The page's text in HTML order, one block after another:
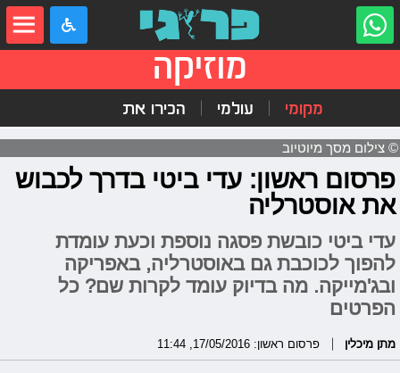
מוזיקה
מקומי עולמי הכירו את
© צילום מסך מיוטיוב
פרסום ראשון: עדי ביטי בדרך לכבוש
את אוסטרליה
עדי ביטי כובשת פסגה נוספת וכעת עומדת
להפוך לכוכבת גם באוסטרליה, באפריקה
ובג'מייקה. מה בדיוק עומד לקרות שם? כל
הפרטים
מתן מיכלין פרסום ראשון: 17/05/2016, 11:44